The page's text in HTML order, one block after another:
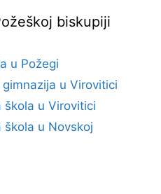
biskupiji
u Požegi
u Virovitici
škola u Virovitici
škola u Novskoj